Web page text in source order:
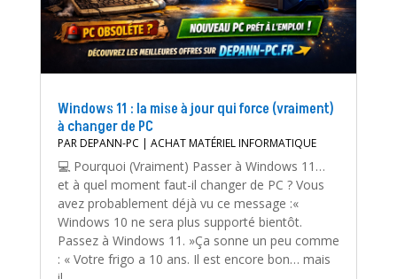
Windows 11 : la mise à jour qui force (vraiment)
à changer de PC
PARDEPANN-PC | ACHAT MATÉRIEL INFORMATIQUE
💻 Pourquoi (Vraiment) Passer à Windows 11…
et à quel moment faut-il changer de PC ? Vous
avez probablement déjà vu ce message :«
Windows 10 ne sera plus supporté bientôt.
Passez à Windows 11. »Ça sonne un peu comme
: « Votre frigo a 10 ans. Il est encore bon… mais